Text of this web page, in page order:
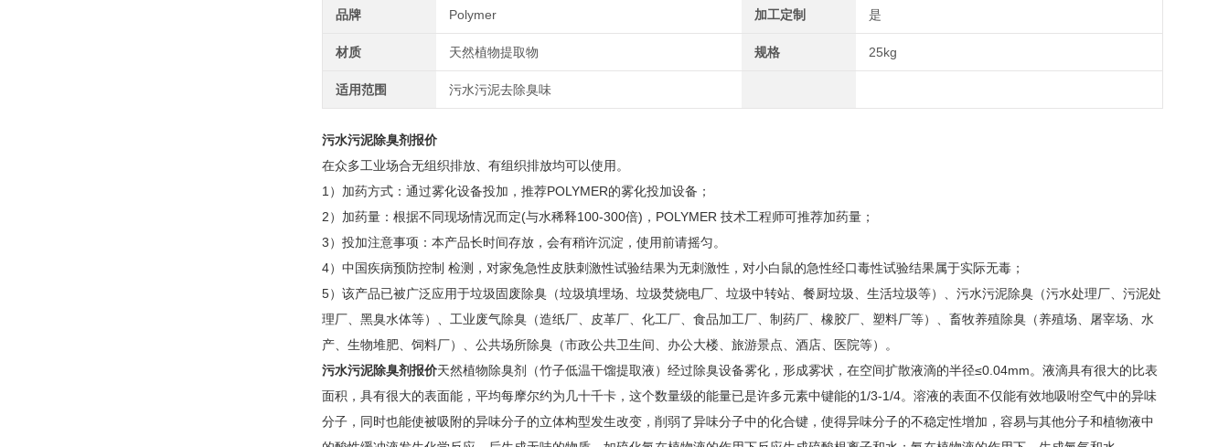
品牌 Polymer 加工定制 是
材质 天然植物提取物 规格 25kg
适用范围 污水污泥去除臭味
污水污泥除臭剂报价
在众多工业场合无组织排放、有组织排放均可以使用。
1）加药方式：通过雾化设备投加，推荐POLYMER的雾化投加设备；
2）加药量：根据不同现场情况而定(与水稀释100-300倍)，POLYMER 技术工程师可推荐加药量；
3）投加注意事项：本产品长时间存放，会有稍许沉淀，使用前请摇匀。
4）中国疾病预防控制 检测，对家兔急性皮肤刺激性试验结果为无刺激性，对小白鼠的急性经口毒性试验结果属于实际无毒；
5）该产品已被广泛应用于垃圾固废除臭（垃圾填埋场、垃圾焚烧电厂、垃圾中转站、餐厨垃圾、生活垃圾等）、污水污泥除臭（污水处理厂、污泥处
理厂、黑臭水体等）、工业废气除臭（造纸厂、皮革厂、化工厂、食品加工厂、制药厂、橡胶厂、塑料厂等）、畜牧养殖除臭（养殖场、屠宰场、水
产、生物堆肥、饲料厂）、公共场所除臭（市政公共卫生间、办公大楼、旅游景点、酒店、医院等）。
污水污泥除臭剂报价天然植物除臭剂（竹子低温干馏提取液）经过除臭设备雾化，形成雾状，在空间扩散液滴的半径≤0.04mm。液滴具有很大的比表
面积，具有很大的表面能，平均每摩尔约为几十千卡，这个数量级的能量已是许多元素中键能的1/3-1/4。溶液的表面不仅能有效地吸咐空气中的异味
分子，同时也能使被吸附的异味分子的立体构型发生改变，削弱了异味分子中的化合键，使得异味分子的不稳定性增加，容易与其他分子和植物液中